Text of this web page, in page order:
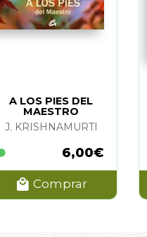
A LOS PIES DEL
MAESTRO
(ILUSTRADO)
J. KRISHNAMURTI
6,00€
Comprar